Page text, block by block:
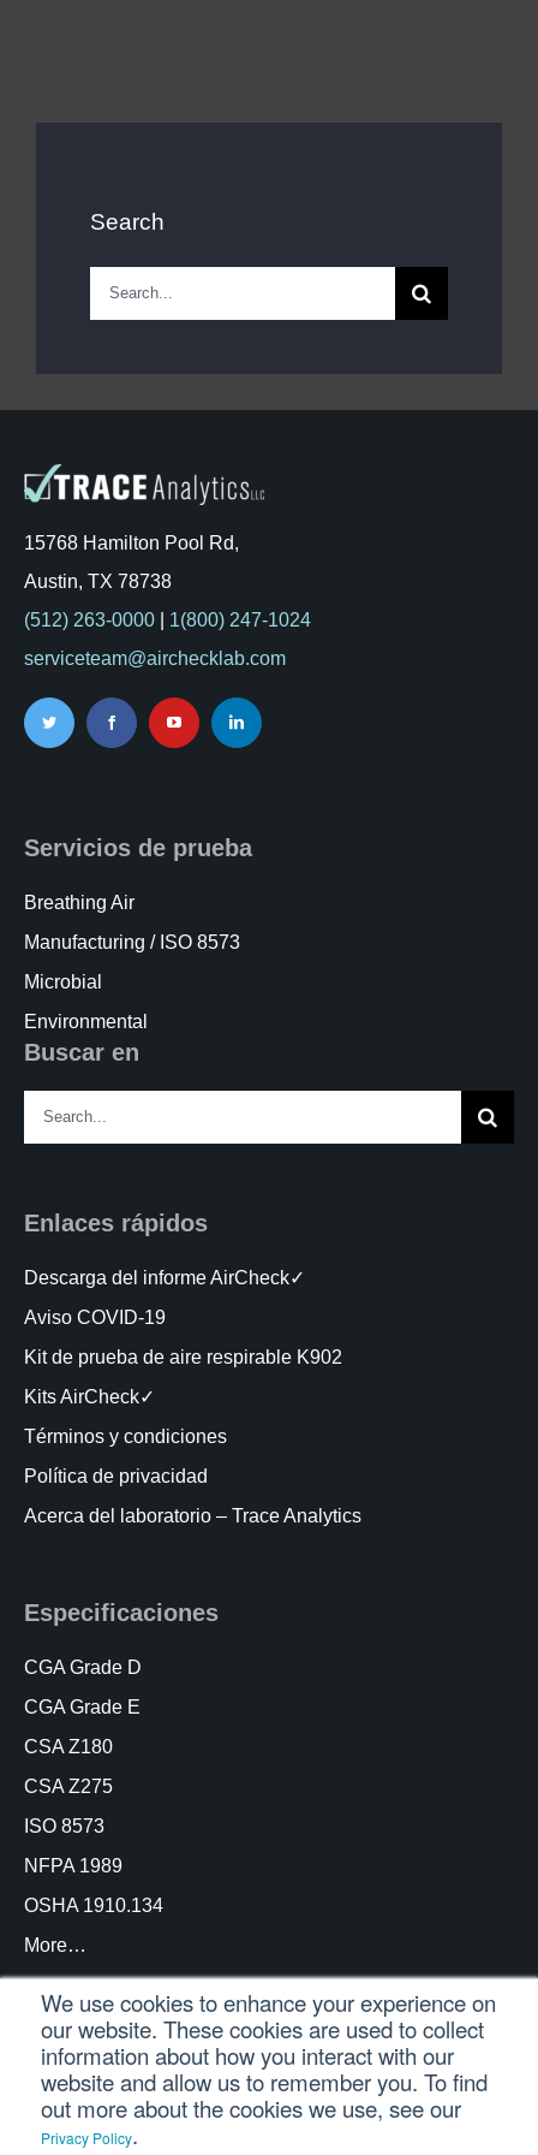
We use cookies to enhance your experience on
our website. These cookies are used to collect
information about how you interact with our
website and allow us to remember you. To find
out more about the cookies we use, see our
Privacy Policy.
Search
Search
for:
15768 Hamilton Pool Rd,
Austin, TX 78738
(512) 263-0000| 1(800) 247-1024
serviceteam@airchecklab.com
Servicios de prueba
Breathing Air
Manufacturing / ISO 8573
Microbial
Environmental
Buscar en
Search
for:
Enlaces rápidos
Descarga del informe AirCheck✓
Aviso COVID-19
Kit de prueba de aire respirable K902
Kits AirCheck✓
Términos y condiciones
Política de privacidad
Acerca del laboratorio – Trace Analytics
Especificaciones
CGA Grade D
CGA Grade E
CSA Z180
CSA Z275
ISO 8573
NFPA 1989
OSHA 1910.134
More…
© Copyright Trace Analytics, LLC 2021 |Inicio de
sesión del cliente| Reservados todos los derechos